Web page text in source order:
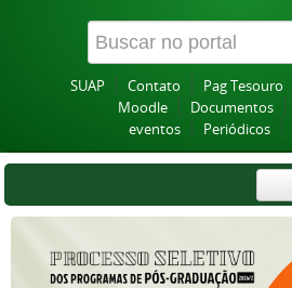
SUAP Contato Pag Tesouro
Moodle
Documentos
eventos
Periódicos